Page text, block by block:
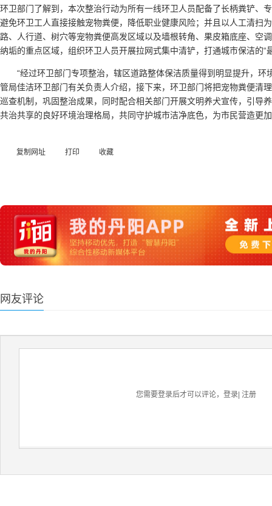
环卫部门了解到，本次整治行动为所有一线环卫人员配备了长柄粪铲、
避免环卫工人直接接触宠物粪便，降低职业健康风险；并且以人工清扫
路、人行道、树穴等宠物粪便高发区域以及墙根转角、果皮箱底座、空
纳垢的重点区域，组织环卫人员开展拉网式集中清铲，打通城市保洁的“
“经过环卫部门专项整治，辖区道路整体保洁质量得到明显提升，环
管局佳洁环卫部门有关负责人介绍，接下来，环卫部门将把宠物粪便清
巡查机制，巩固整治成果，同时配合相关部门开展文明养犬宣传，引导
共治共享的良好环境治理格局，共同守护城市洁净底色，为市民营造更
复制网址 打印 收藏
网友评论
您需要登录后才可以评论， 登录 注册